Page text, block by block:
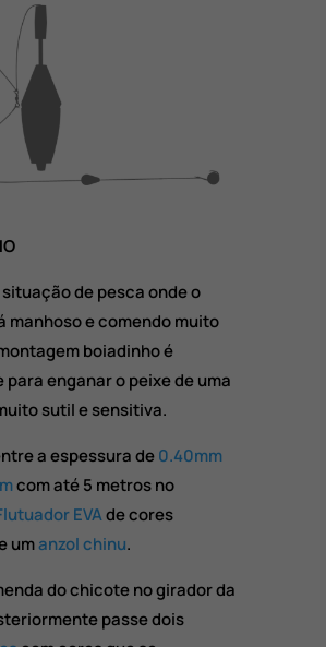
situação de pesca onde o
manhoso e comendo muito
boiadinho é
enganar o peixe de uma
sutil e sensitiva.
a espessura de0.40mm
com até 5 metros no
EVAde cores
umanzol chinu.
do chicote no girador da
passe dois